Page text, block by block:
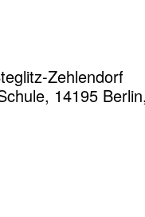
Zehlendorf
14195